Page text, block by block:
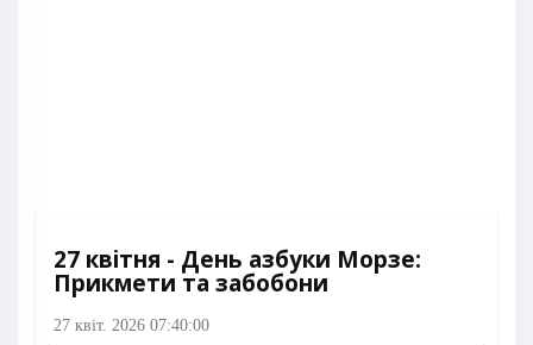
27 квітня - День азбуки Морзе:
Прикмети та забобони
27 квіт. 2026 07:40:00